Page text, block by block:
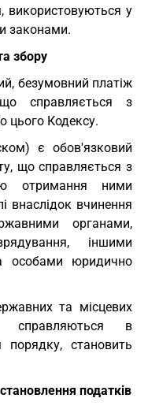
використовуються у
законами.
збору
безумовний платіж
справляється з
цього Кодексу.
є обов'язковий
що справляється з
отримання ними
внаслідок вчинення
органами,
іншими
особами юридично
та місцевих
в
становить
податків